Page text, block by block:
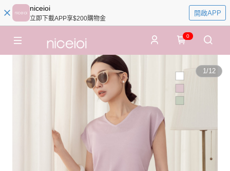
niceioi
立即下載APP享$200購物金
開啟APP
0
1/12